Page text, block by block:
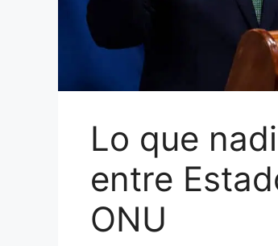
Lo que
entre
ONU